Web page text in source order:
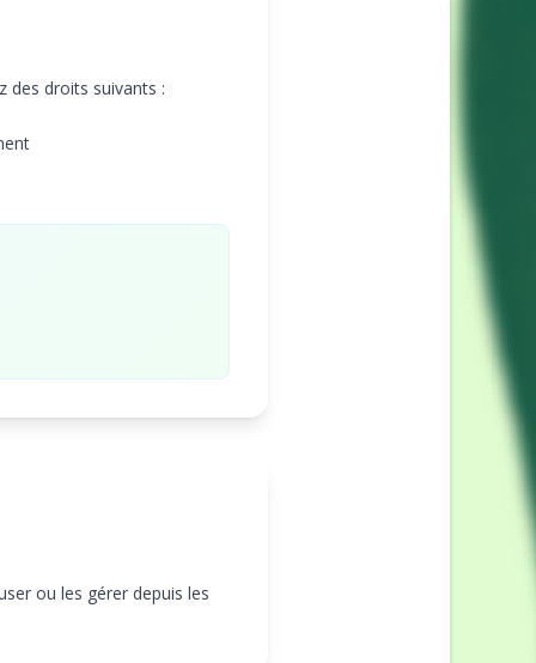
des droits suivants :
ou les gérer depuis les